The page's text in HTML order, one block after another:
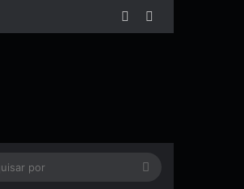
Facebook
Pesquisar